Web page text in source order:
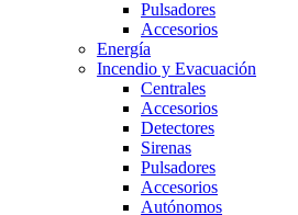
Pulsadores
Accesorios
Energía
Incendio y Evacuación
Centrales
Accesorios
Detectores
Sirenas
Pulsadores
Accesorios
Autónomos